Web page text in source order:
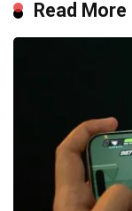
Read More